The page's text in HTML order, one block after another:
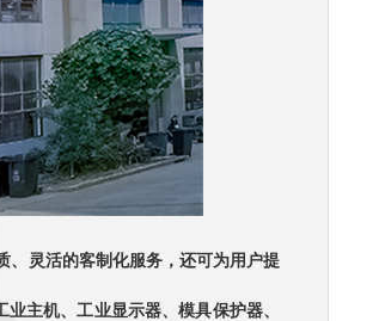
、灵活的客制化服务，还可为用户提
主机、工业显示器、模具保护器、